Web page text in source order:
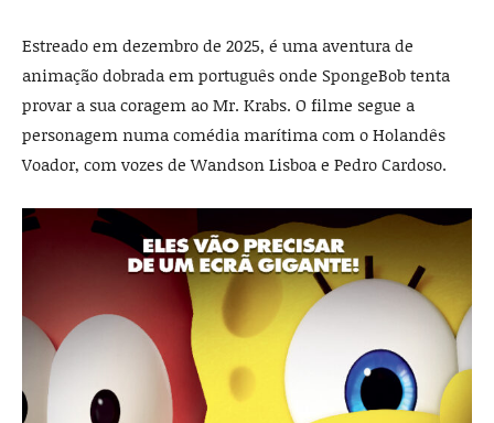
Estreado em dezembro de 2025, é uma aventura de
animação dobrada em português onde SpongeBob tenta
provar a sua coragem ao Mr. Krabs. O filme segue a
personagem numa comédia marítima com o Holandês
Voador, com vozes de Wandson Lisboa e Pedro Cardoso.